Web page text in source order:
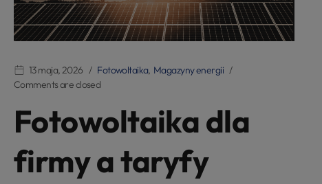
13 maja, 2026 Fotowoltaika, Magazyny energii
Comments are closed
Fotowoltaika dla
firmy a taryfy